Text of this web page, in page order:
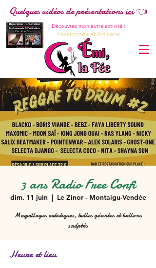
Quelques vidéos de présentationsici👈
Découvrez mon autre activité :
Passionnée et Artisane
3 ans Radio Free Confi
dim. 11 juin
  |
Le Zinor - Montaigu-Vendée
Maquillages artistiques, bulles géantes et ballons
sculptés
Heure et lieu